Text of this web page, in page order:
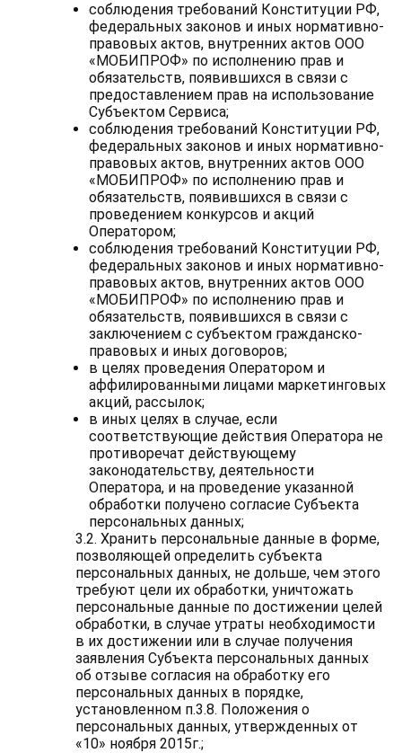
соблюдения требований Конституции РФ,
федеральных законов и иных нормативно-
правовых актов, внутренних актов ООО
«МОБИПРОФ» по исполнению прав и
обязательств, появившихся в связи с
предоставлением прав на использование
Субъектом Сервиса;
соблюдения требований Конституции РФ,
федеральных законов и иных нормативно-
правовых актов, внутренних актов ООО
«МОБИПРОФ» по исполнению прав и
обязательств, появившихся в связи с
проведением конкурсов и акций
Оператором;
соблюдения требований Конституции РФ,
федеральных законов и иных нормативно-
правовых актов, внутренних актов ООО
«МОБИПРОФ» по исполнению прав и
обязательств, появившихся в связи с
заключением с субъектом гражданско-
правовых и иных договоров;
в целях проведения Оператором и
аффилированными лицами маркетинговых
акций, рассылок;
в иных целях в случае, если
соответствующие действия Оператора не
противоречат действующему
законодательству, деятельности
Оператора, и на проведение указанной
обработки получено согласие Субъекта
персональных данных;
3.2. Хранить персональные данные в форме,
позволяющей определить субъекта
персональных данных, не дольше, чем этого
требуют цели их обработки, уничтожать
персональные данные по достижении целей
обработки, в случае утраты необходимости
в их достижении или в случае получения
заявления Субъекта персональных данных
об отзыве согласия на обработку его
персональных данных в порядке,
установленном п.3.8. Положения о
персональных данных, утвержденных от
«10» ноября 2015г.;